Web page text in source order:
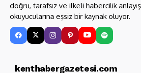
doğru, tarafsız ve ilkeli habercilik
okuyucularına eşsiz bir kaynak oluyor.
kenthabergazetesi.com